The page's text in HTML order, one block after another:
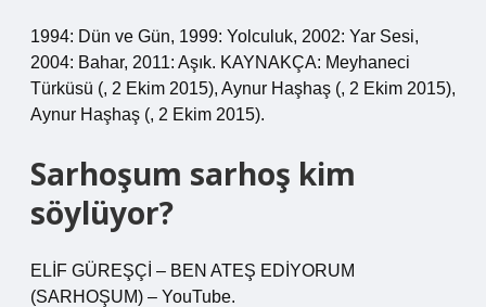
1994: Dün ve Gün, 1999: Yolculuk, 2002: Yar Sesi,
2004: Bahar, 2011: Aşık. KAYNAKÇA: Meyhaneci
Türküsü (, 2 Ekim 2015), Aynur Haşhaş (, 2 Ekim 2015),
Aynur Haşhaş (, 2 Ekim 2015).
Sarhoşum sarhoş kim
söylüyor?
ELİF GÜREŞÇİ – BEN ATEŞ EDİYORUM
(SARHOŞUM) – YouTube.